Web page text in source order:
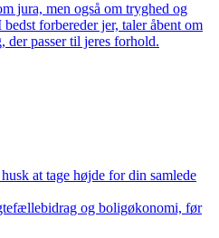
jura, men også om tryghed og
forbereder jer, taler åbent om
passer til jeres forhold.
at tage højde for din samlede
og boligøkonomi, før